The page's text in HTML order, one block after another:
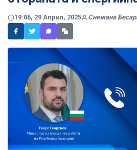
19:06, 29 Април, 2025 Снежана